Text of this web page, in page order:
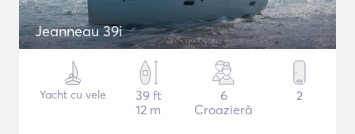
Jeanneau 39i
Yacht cu vele
39 ft
12 m
6
Croazieră
2